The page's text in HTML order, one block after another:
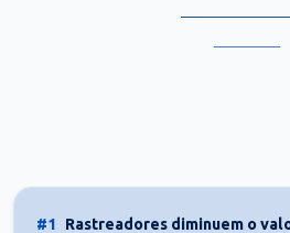
#1 Rastreadores diminuem o